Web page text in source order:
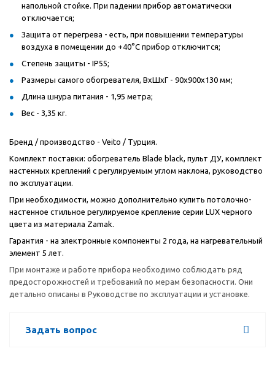
напольной стойке. При падении прибор автоматически
отключается;
Защита от перегрева - есть, при повышении температуры
воздуха в помещении до +40°C прибор отключится;
Степень защиты - IP55;
Размеры самого обогревателя, ВxШxГ - 90x900x130 мм;
Длина шнура питания - 1,95 метра;
Вес - 3,35 кг.
Бренд / производство - Veito / Турция.
Комплект поставки: обогреватель Blade black, пульт ДУ, комплект
настенных креплений с регулируемым углом наклона, руководство
по эксплуатации.
При необходимости, можно дополнительно купить потолочно-
настенное стильное регулируемое крепление серии LUX черного
цвета из материала Zamak.
Гарантия - на электронные компоненты 2 года, на нагревательный
элемент 5 лет.
При монтаже и работе прибора необходимо соблюдать ряд
предосторожностей и требований по мерам безопасности. Они
детально описаны в Руководстве по эксплуатации и установке.
Задать вопрос